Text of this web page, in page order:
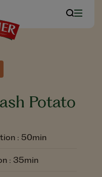
Potato
: 50min
: 35min